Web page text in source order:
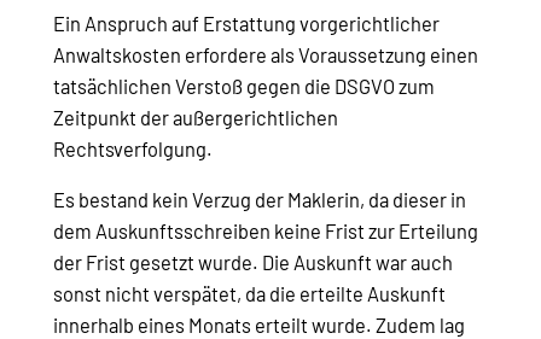
Ein Anspruch auf Erstattung vorgerichtlicher
Anwaltskosten erfordere als Voraussetzung einen
tatsächlichen Verstoß gegen die DSGVO zum
Zeitpunkt der außergerichtlichen
Rechtsverfolgung.
Es bestand kein Verzug der Maklerin, da dieser in
dem Auskunftsschreiben keine Frist zur Erteilung
der Frist gesetzt wurde. Die Auskunft war auch
sonst nicht verspätet, da die erteilte Auskunft
innerhalb eines Monats erteilt wurde. Zudem lag